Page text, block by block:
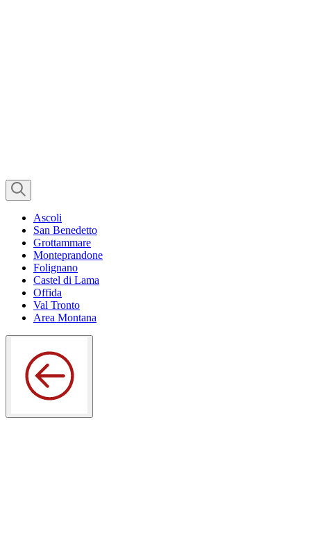
Ascoli
San Benedetto
Grottammare
Monteprandone
Folignano
Castel di Lama
Offida
Val Tronto
Area Montana